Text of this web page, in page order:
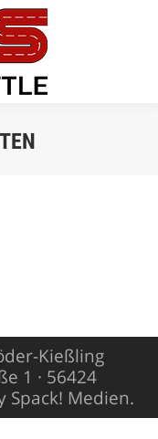
Kießling
1 · 56424
Spack! Medien.